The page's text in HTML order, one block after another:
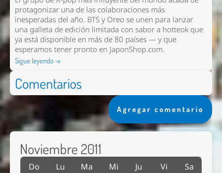
protagonizar una de las colaboraciones más
inesperadas del año. BTS y Oreo se unen para lanzar
una galleta de edición limitada con sabor a hotteok que
ya está disponible en más de 80 países — y que
esperamos tener pronto en JaponShop.com.
Sigue leyendo →
Comentarios
Agregar comentario
Noviembre 2011
Do Lu Ma Mi Ju Vi
Sa